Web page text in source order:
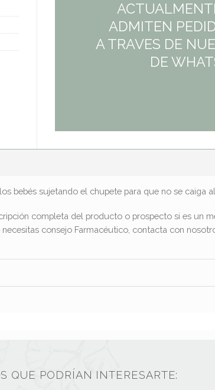
ADMITEN
A TRAVES DE
DE
bebés sujetando el chupete para que no se caiga
completa del producto o prospecto si es un
consejo Farmacéutico, contacta con
QUE PODRÍAN INTERESARTE: